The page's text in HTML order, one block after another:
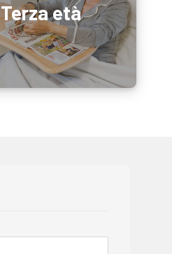
Terza età